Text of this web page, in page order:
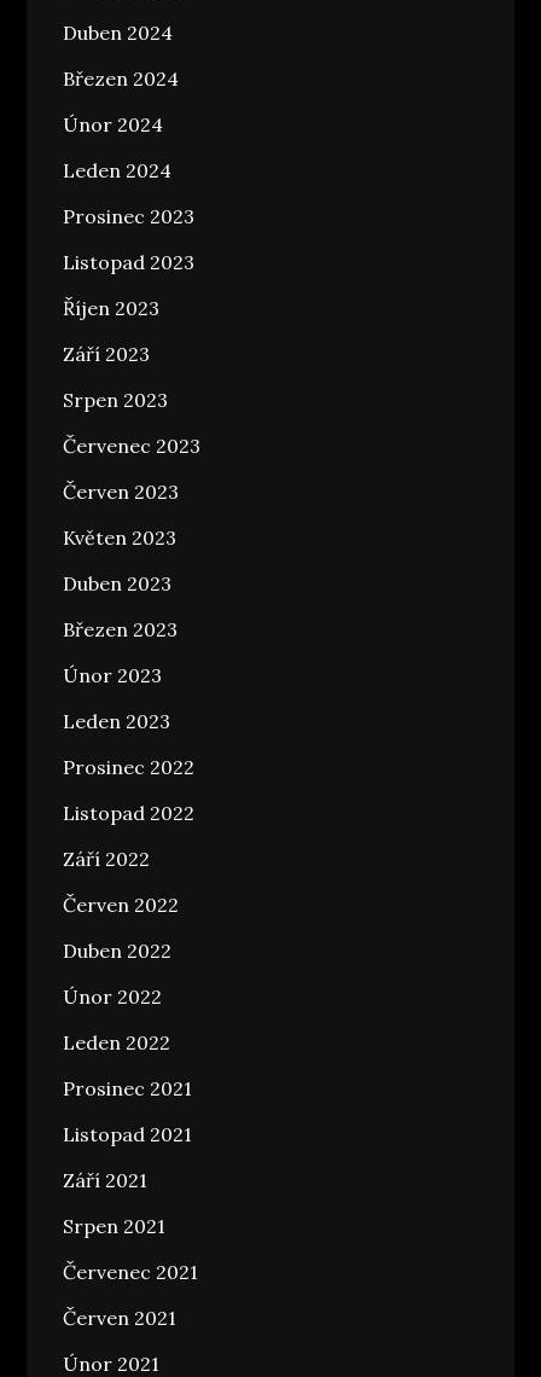
Duben 2024
Březen 2024
Únor 2024
Leden 2024
Prosinec 2023
Listopad 2023
Říjen 2023
Září 2023
Srpen 2023
Červenec 2023
Červen 2023
Květen 2023
Duben 2023
Březen 2023
Únor 2023
Leden 2023
Prosinec 2022
Listopad 2022
Září 2022
Červen 2022
Duben 2022
Únor 2022
Leden 2022
Prosinec 2021
Listopad 2021
Září 2021
Srpen 2021
Červenec 2021
Červen 2021
Únor 2021